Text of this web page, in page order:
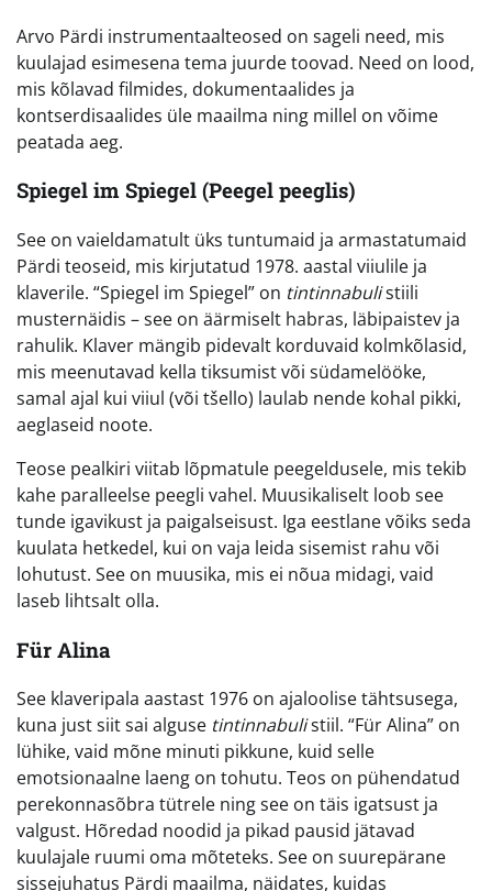
Arvo Pärdi instrumentaalteosed on sageli need, mis
kuulajad esimesena tema juurde toovad. Need on lood,
mis kõlavad filmides, dokumentaalides ja
kontserdisaalides üle maailma ning millel on võime
peatada aeg.
Spiegel im Spiegel (Peegel peeglis)
See on vaieldamatult üks tuntumaid ja armastatumaid
Pärdi teoseid, mis kirjutatud 1978. aastal viiulile ja
klaverile. “Spiegel im Spiegel” on tintinnabulistiili
musternäidis – see on äärmiselt habras, läbipaistev ja
rahulik. Klaver mängib pidevalt korduvaid kolmkõlasid,
mis meenutavad kella tiksumist või südamelööke,
samal ajal kui viiul (või tšello) laulab nende kohal pikki,
aeglaseid noote.
Teose pealkiri viitab lõpmatule peegeldusele, mis tekib
kahe paralleelse peegli vahel. Muusikaliselt loob see
tunde igavikust ja paigalseisust. Iga eestlane võiks seda
kuulata hetkedel, kui on vaja leida sisemist rahu või
lohutust. See on muusika, mis ei nõua midagi, vaid
laseb lihtsalt olla.
Für Alina
See klaveripala aastast 1976 on ajaloolise tähtsusega,
kuna just siit sai alguse tintinnabulistiil. “Für Alina” on
lühike, vaid mõne minuti pikkune, kuid selle
emotsionaalne laeng on tohutu. Teos on pühendatud
perekonnasõbra tütrele ning see on täis igatsust ja
valgust. Hõredad noodid ja pikad pausid jätavad
kuulajale ruumi oma mõteteks. See on suurepärane
sissejuhatus Pärdi maailma, näidates, kuidas